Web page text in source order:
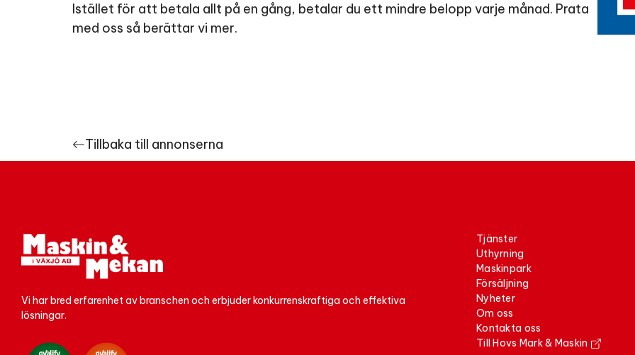
Istället för att betala allt på en gång, betalar du ett mindre belopp varje månad. Prata
med oss så berättar vi mer.
Tillbaka till annonserna
Vi har bred erfarenhet av branschen och erbjuder konkurrenskraftiga och effektiva
lösningar.
tjänster
uthyrning
maskinpark
försäljning
nyheter
om oss
kontakta oss
Till Hovs Mark & Maskin